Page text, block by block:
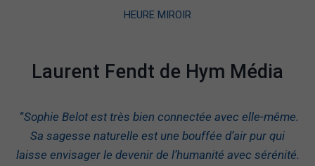
HEURE MIROIR
Laurent Fendt de Hym Média
“Sophie Belot est très bien connectée avec elle-même.
Sa sagesse naturelle est une bouffée d’air pur qui
laisse envisager le devenir de l’humanité avec sérénité.